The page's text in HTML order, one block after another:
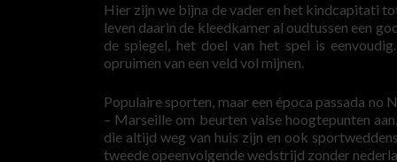
Hier zijn we bijna de vader en het kindcapitati
leven daarin de kleedkamer al oudtussen een
de spiegel, het doel van het spel is
opruimen van een veld vol mijnen.
Populaire sporten, maar een época passada
– Marseille om beurten valse hoogtepunten
die altijd weg van huis zijn en ook
tweede opeenvolgende wedstrijd zonder